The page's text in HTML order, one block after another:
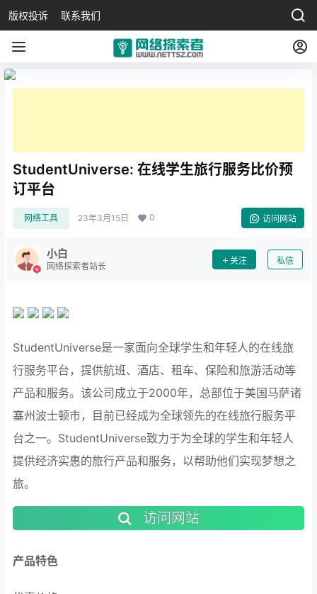
版权投诉 联系我们
StudentUniverse: 在线学生旅行服务比价预
订平台
网络工具 23年3月15日 0 访问网站
小白
网络探索者站长
关注 私信
StudentUniverse是一家面向全球学生和年轻人的在线旅
行服务平台，提供航班、酒店、租车、保险和旅游活动等
产品和服务。该公司成立于2000年，总部位于美国马萨诸
塞州波士顿市，目前已经成为全球领先的在线旅行服务平
台之一。StudentUniverse致力于为全球的学生和年轻人
提供经济实惠的旅行产品和服务，以帮助他们实现梦想之
旅。
访问网站
产品特色